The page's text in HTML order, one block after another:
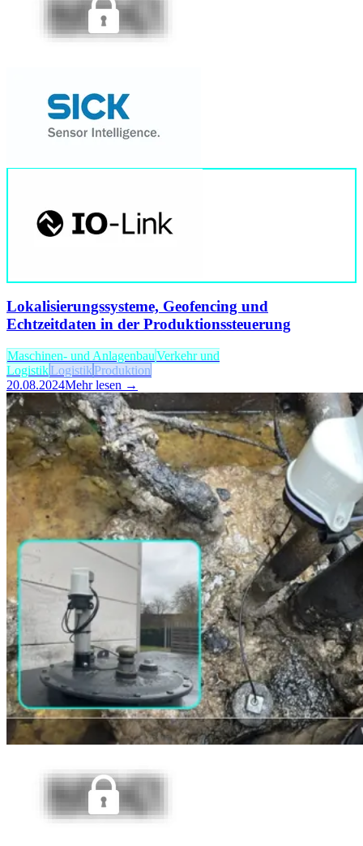
Lokalisierungssysteme, Geofencing und
Echtzeitdaten in der Produktionssteuerung
Maschinen- und AnlagenbauVerkehr und
LogistikLogistik Produktion
20.08.2024Mehr lesen →